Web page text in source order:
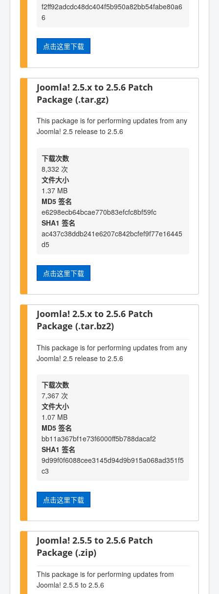
f2ff92adcdc48dc404f5b950a82bb54fabe80a6
6
点击这里下载
Joomla! 2.5.x to 2.5.6 Patch
Package (.tar.gz)
This package is for performing updates from any
Joomla! 2.5 release to 2.5.6
下载次数
8,332 次
文件大小
1.37 MB
MD5 签名
e6298ecb64bcae770b83efcfc8bf59fc
SHA1 签名
ac437c38ddb241e6207c842bcfef9f77e16445
d5
点击这里下载
Joomla! 2.5.x to 2.5.6 Patch
Package (.tar.bz2)
This package is for performing updates from any
Joomla! 2.5 release to 2.5.6
下载次数
7,367 次
文件大小
1.07 MB
MD5 签名
bb11a367bf1e73f6000ff5b788dacaf2
SHA1 签名
9d99f0f6088cee3145d94d9b915a068ad351f5
c3
点击这里下载
Joomla! 2.5.5 to 2.5.6 Patch
Package (.zip)
This package is for performing updates from
Joomla! 2.5.5 to 2.5.6